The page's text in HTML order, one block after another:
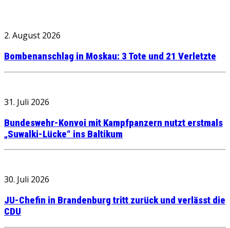
2. August 2026
Bombenanschlag in Moskau: 3 Tote und 21 Verletzte
31. Juli 2026
Bundeswehr-Konvoi mit Kampfpanzern nutzt erstmals
„Suwalki-Lücke“ ins Baltikum
30. Juli 2026
JU-Chefin in Brandenburg tritt zurück und verlässt die
CDU